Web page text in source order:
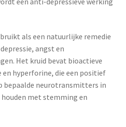
als een natuurlijke remedie
angst en
Het kruid bevat bioactieve
hyperforine, die een positief
bepaalde neurotransmitters in
houden met stemming en